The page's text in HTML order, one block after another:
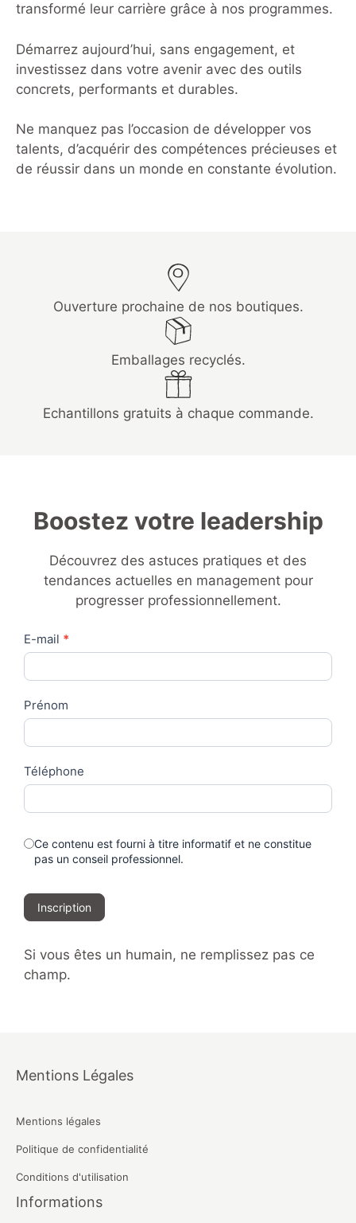
transformé leur carrière grâce à nos programmes.
Démarrez aujourd’hui, sans engagement, et
investissez dans votre avenir avec des outils
concrets, performants et durables.
Ne manquez pas l’occasion de développer vos
talents, d’acquérir des compétences précieuses et
de réussir dans un monde en constante évolution.
Ouverture prochaine de nos boutiques.
Emballages recyclés.
Echantillons gratuits à chaque commande.
Boostez votre leadership
Découvrez des astuces pratiques et des
tendances actuelles en management pour
progresser professionnellement.
Contact
Us
E-mail *
Prénom
Téléphone
Ce contenu est fourni à titre informatif et ne constitue
pas un conseil professionnel.
Inscription
Si vous êtes un humain, ne remplissez pas ce
champ.
Mentions Légales
Mentions légales
Politique de confidentialité
Conditions d'utilisation
Informations